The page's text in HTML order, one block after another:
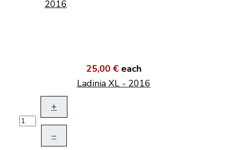
25,00 € each
Ladinia XL - 2016
+
–